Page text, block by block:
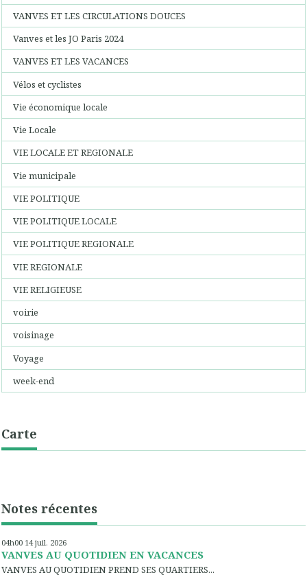
VANVES ET LES CIRCULATIONS DOUCES
Vanves et les JO Paris 2024
VANVES ET LES VACANCES
Vélos et cyclistes
Vie économique locale
Vie Locale
VIE LOCALE ET REGIONALE
Vie municipale
VIE POLITIQUE
VIE POLITIQUE LOCALE
VIE POLITIQUE REGIONALE
VIE REGIONALE
VIE RELIGIEUSE
voirie
voisinage
Voyage
week-end
Carte
Notes récentes
04h00 14 juil. 2026
VANVES AU QUOTIDIEN EN VACANCES
VANVES AU QUOTIDIEN PREND SES QUARTIERS...